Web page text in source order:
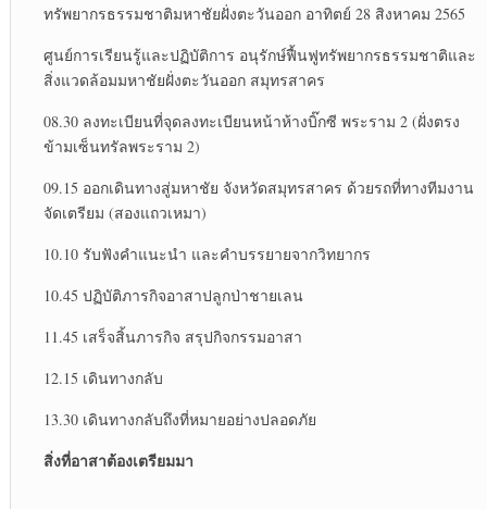
ทรัพยากรธรรมชาติมหาชัยฝั่งตะวันออก อาทิตย์ 28 สิงหาคม 2565
ศูนย์การเรียนรู้และปฏิบัติการ อนุรักษ์ฟื้นฟูทรัพยากรธรรมชาติและ
สิ่งแวดล้อมมหาชัยฝั่งตะวันออก สมุทรสาคร
08.30 ลงทะเบียนที่จุดลงทะเบียนหน้าห้างบิ๊กซี พระราม 2 (ฝั่งตรง
ข้ามเซ็นทรัลพระราม 2)
09.15 ออกเดินทางสู่มหาชัย จังหวัดสมุทรสาคร ด้วยรถที่ทางทีมงาน
จัดเตรียม (สองแถวเหมา)
10.10 รับฟังคำแนะนำ และคำบรรยายจากวิทยากร
10.45 ปฏิบัติภารกิจอาสาปลูกป่าชายเลน
11.45 เสร็จสิ้นภารกิจ สรุปกิจกรรมอาสา
12.15 เดินทางกลับ
13.30 เดินทางกลับถึงที่หมายอย่างปลอดภัย
สิ่งที่อาสาต้องเตรียมมา